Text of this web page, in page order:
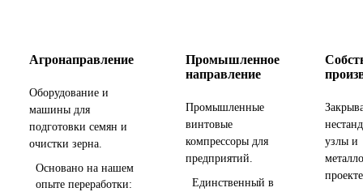
Агронаправление
Оборудование и
машины для
подготовки семян и
очистки зерна.
Основано на нашем
опыте переработки:
Промышленное
направление
Промышленные
винтовые
компрессоры для
предприятий.
Единственный в
узлы и